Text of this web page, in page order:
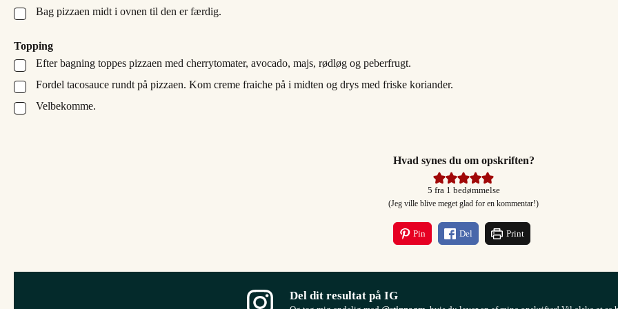
▢
Bag pizzaen midt i ovnen til den er færdig.
Topping
▢
Efter bagning toppes pizzaen med cherrytomater, avocado, majs, rødløg og peberfrugt.
▢
Fordel tacosauce rundt på pizzaen. Kom creme fraiche på i midten og drys med friske koriander.
▢
Velbekomme.
Hvad synes du om opskriften?
5 fra 1 bedømmelse
(Jeg ville blive meget glad for en kommentar!)
Pin Del Print
Del dit resultat på IG